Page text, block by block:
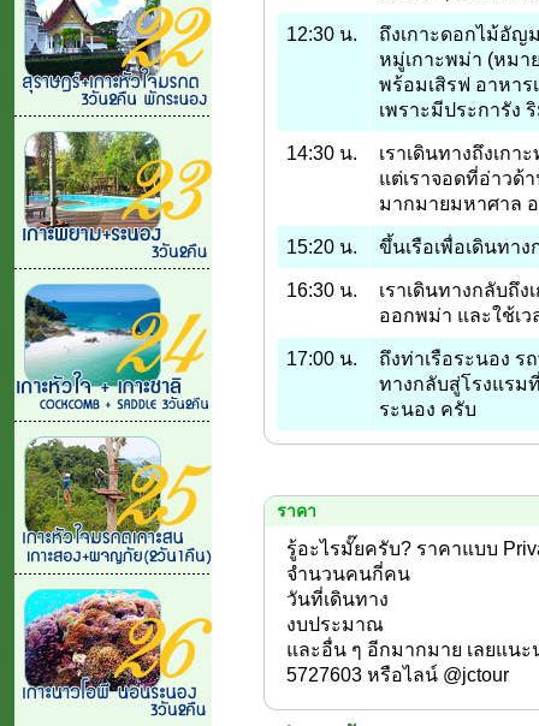
12:30 น.
ถึงเกาะดอกไม้อั
หมู่เกาะพม่า (หมา
พร้อมเสิรฟ อาหา
เพราะมีประการัง
14:30 น.
เราเดินทางถึงเกา
แต่เราจอดที่อ่าวด้
มากมายมหาศาล อ
15:20 น. ขึ้นเรือเพื่อเดินทา
16:30 น.
เราเดินทางกลับถึง
ออกพม่า และใช้เ
17:00 น.
ถึงท่าเรือระนอง
ทางกลับสู่โรงแรม
ระนอง ครับ
ราคา
รู้อะไรมั๊ยครับ? ราคาแบบ
จำนวนคนกี่คน
วันที่เดินทาง
งบประมาณ
และอื่น ๆ อีกมากมาย เลยแนะ
5727603 หรือไลน์ @jctour